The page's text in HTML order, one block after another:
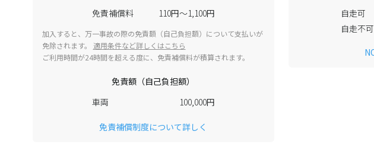
免責補償料 110円～1,100円
加入すると、万一事故の際の免責額（自己負担額）について支払いが
免除されます。 適用条件など詳しくはこちら
ご利用時間が24時間を超える度に、免責補償料が積算されます。
免責額（自己負担額）
車両
100,000円
免責補償制度について詳しく
自走可
自走不可